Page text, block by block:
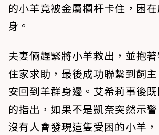
的小羊竟被金屬欄杆卡住，困
身。
夫妻倆趕緊將小羊救出，並抱
住家求助，最後成功聯繫到飼
安回到羊群身邊。艾希莉事後
的指出，如果不是凱奈突然示
沒有人會發現這隻受困的小羊